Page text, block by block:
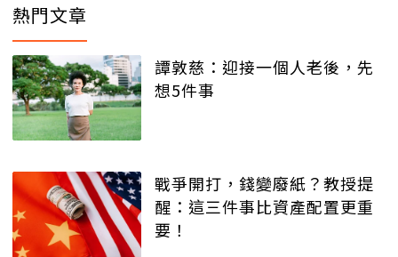
熱門文章
譚敦慈：迎接一個人老後，先
想5件事
戰爭開打，錢變廢紙？教授提
醒：這三件事比資產配置更重
要！